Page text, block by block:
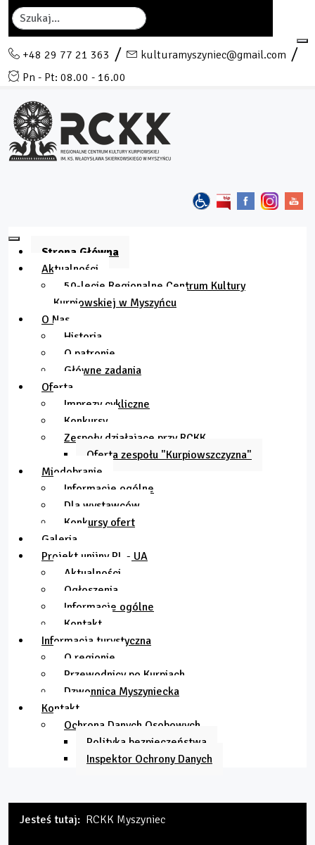
Szukaj
+48 29 77 21 363
kulturamyszyniec@gmail.com
Pn - Pt: 08.00 - 16.00
Strona Główna
Aktualności
50-lecie Regionalne Centrum Kultury
Kurpiowskiej w Myszyńcu
O Nas
Historia
O patronie
Główne zadania
Oferta
Imprezy cykliczne
Konkursy
Zespoły działające przy RCKK
Oferta zespołu "Kurpiowszczyzna"
Miodobranie
Informacje ogólne
Dla wystawców
Konkursy ofert
Galeria
Projekt unijny PL - UA
Aktualności
Ogłoszenia
Informacje ogólne
Kontakt
Informacja turystyczna
O regionie
Przewodnicy po Kurpiach
Dzwonnica Myszyniecka
Kontakt
Ochrona Danych Osobowych
Polityka bezpieczeństwa
Inspektor Ochrony Danych
Jesteś tutaj: RCKK Myszyniec